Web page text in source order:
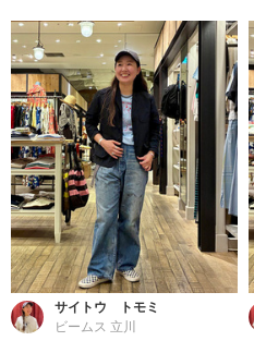
サイトウ トモミ
ビームス 立川